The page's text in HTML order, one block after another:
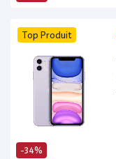
-34%
Top Produit